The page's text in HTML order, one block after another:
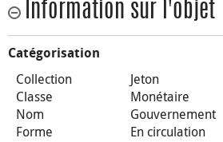
Information sur l'objet
Catégorisation
Collection
Jeton
Classe
Monétaire
Nom
Gouvernement
Forme
En circulation